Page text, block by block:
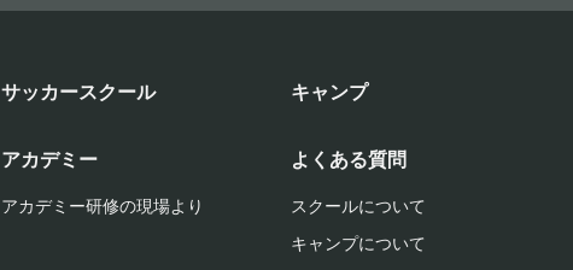
サッカースクール キャンプ
アカデミー
アカデミー研修の現場より
よくある質問
スクールについて
キャンプについて